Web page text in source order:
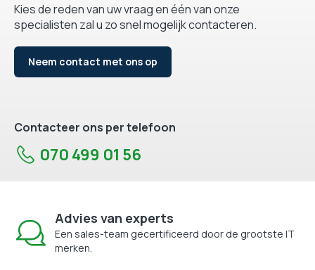
Kies de reden van uw vraag en één van onze
specialisten zal u zo snel mogelijk contacteren.
Neem contact met ons op
Contacteer ons per telefoon
070 499 01 56
Advies van experts
Een sales-team gecertificeerd door de grootste IT
merken.